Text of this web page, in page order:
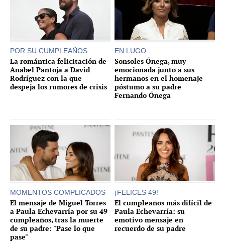
POR SU CUMPLEAÑOS
La romántica felicitación de
Anabel Pantoja a David
Rodríguez con la que
despeja los rumores de crisis
EN LUGO
Sonsoles Ónega, muy
emocionada junto a sus
hermanos en el homenaje
póstumo a su padre
Fernando Ónega
MOMENTOS COMPLICADOS
El mensaje de Miguel Torres
a Paula Echevarría por su 49
cumpleaños, tras la muerte
de su padre: "Pase lo que
pase"
¡FELICES 49!
El cumpleaños más difícil de
Paula Echevarría: su
emotivo mensaje en
recuerdo de su padre